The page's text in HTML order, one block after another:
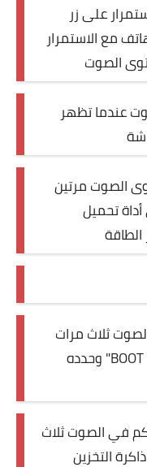
على زر
مع الاستمرار
الصوت
عندما تظهر
الصوت مرتين
أداة تحميل
ثلاث مرات
لتمييز "BOOT TO RECOVERY MODE" وحدده
في الصوت ثلاث
التخزين